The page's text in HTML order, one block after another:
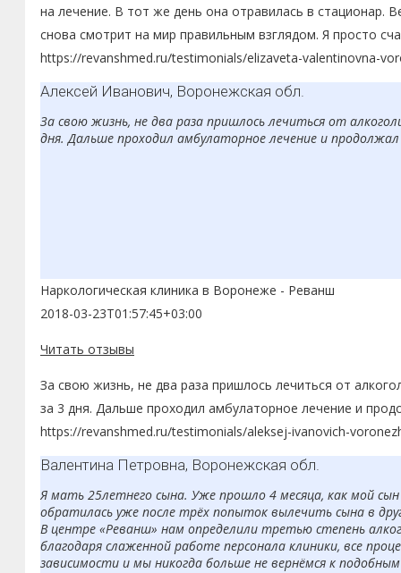
на лечение. В тот же день она отравилась в стационар.
снова смотрит на мир правильным взглядом. Я просто
https://revanshmed.ru/testimonials/elizaveta-valentinovna-
Алексей Иванович, Воронежская обл.
За свою жизнь, не два раза пришлось лечиться от
дня. Дальше проходил амбулаторное лечение и
Наркологическая клиника в Воронеже - Реванш
2018-03-23T01:57:45+03:00
Читать отзывы
За свою жизнь, не два раза пришлось лечиться от
за 3 дня. Дальше проходил амбулаторное лечение и
https://revanshmed.ru/testimonials/aleksej-ivanovich-
Валентина Петровна, Воронежская обл.
Я мать 25летнего сына. Уже прошло 4 месяца, как мой
обратилась уже после трёх попыток вылечить сына в
В центре «Реванш» нам определили третью степень
благодаря слаженной работе персонала клиники, все
зависимости и мы никогда больше не вернёмся к